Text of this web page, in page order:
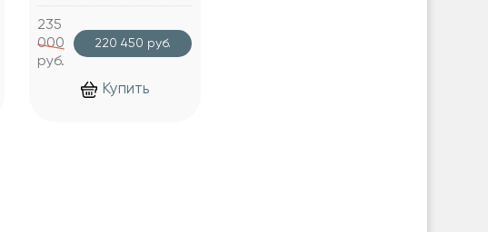
235
000
руб.
220 450 руб.
Купить